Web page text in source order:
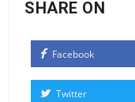
SHARE ON
Facebook
Twitter